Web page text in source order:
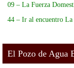
09 – La Fuerza
44 – Ir al encuentro La
El Pozo de Agua